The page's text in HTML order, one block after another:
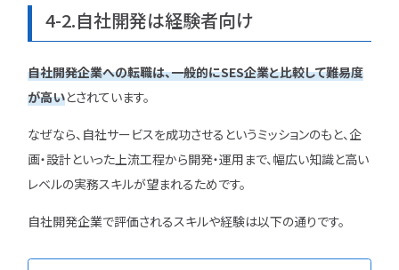
4-2.自社開発は経験者向け
自社開発企業への転職は、一般的にSES企業と比較して難易度
が高いとされています。
なぜなら、自社サービスを成功させるというミッションのもと、企
画・設計といった上流工程から開発・運用まで、幅広い知識と高い
レベルの実務スキルが望まれるためです。
自社開発企業で評価されるスキルや経験は以下の通りです。